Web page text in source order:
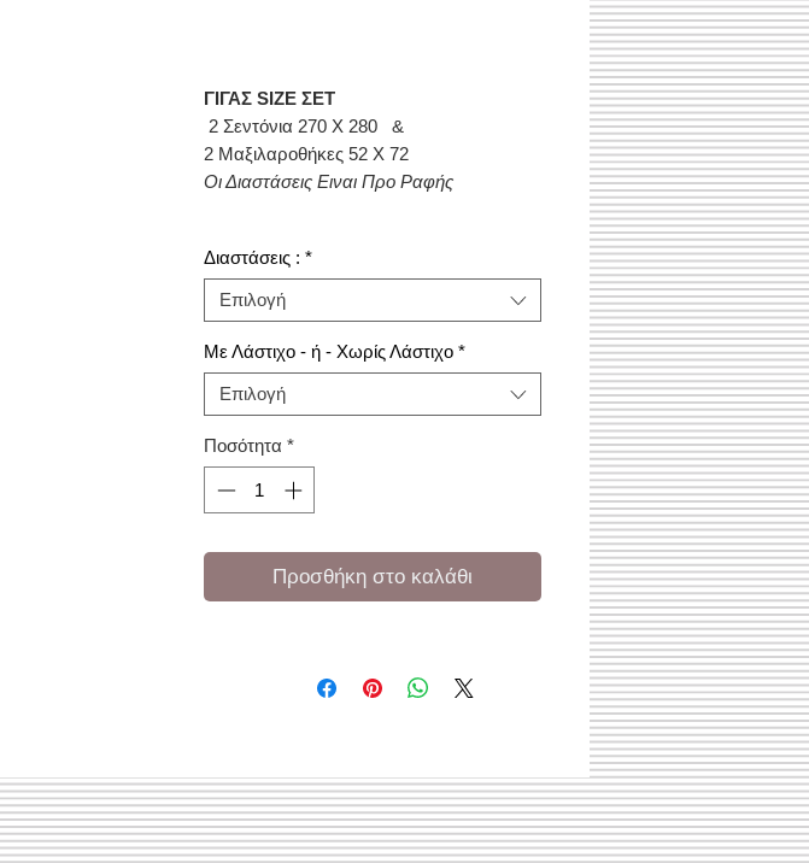
ΓΙΓΑΣ SIZE ΣΕΤ
2 Σεντόνια 270 Χ 280 &
2 Μαξιλαροθήκες 52 Χ 72
Οι Διαστάσεις Ειναι Προ Ραφής
Διαστάσεις : *
Επιλογή
Με Λάστιχο - ή - Χωρίς Λάστιχο *
Επιλογή
Ποσότητα *
Προσθήκη στο καλάθι